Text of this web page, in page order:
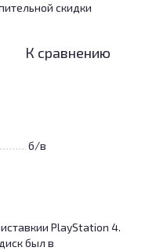
скидки
К сравнению
б/в
PlayStation 4.
был в